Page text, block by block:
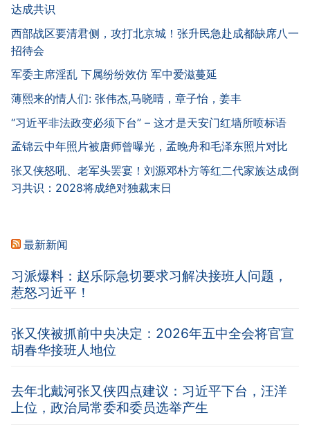
达成共识
西部战区要清君侧，攻打北京城！张升民急赴成都缺席八一
招待会
军委主席淫乱 下属纷纷效仿 军中爱滋蔓延
薄熙来的情人们: 张伟杰,马晓晴，章子怡，姜丰
“习近平非法政变必须下台” – 这才是天安门红墙所喷标语
孟锦云中年照片被唐师曾曝光，孟晚舟和毛泽东照片对比
张又侠怒吼、老军头罢宴！刘源邓朴方等红二代家族达成倒
习共识：2028将成绝对独裁末日
最新新闻
习派爆料：赵乐际急切要求习解决接班人问题，
惹怒习近平！
张又侠被抓前中央决定：2026年五中全会将官宣
胡春华接班人地位
去年北戴河张又侠四点建议：习近平下台，汪洋
上位，政治局常委和委员选举产生